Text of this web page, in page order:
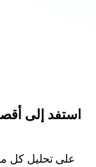
استفد إلى